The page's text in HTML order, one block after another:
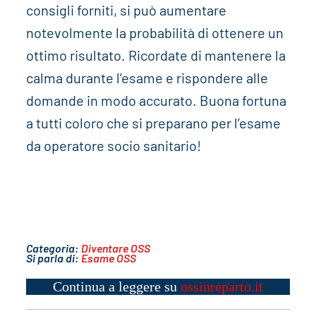
consigli forniti, si può aumentare
notevolmente la probabilità di ottenere un
ottimo risultato. Ricordate di mantenere la
calma durante l’esame e rispondere alle
domande in modo accurato. Buona fortuna
a tutti coloro che si preparano per l’esame
da operatore socio sanitario!
Categoria: Diventare OSS
Si parla di: Esame OSS
Continua a leggere su ossinreparto.it